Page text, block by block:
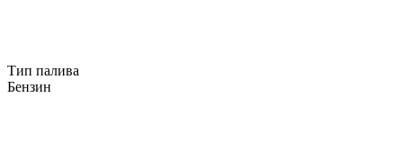
Тип палива
Бензин